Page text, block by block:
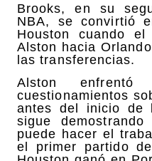
Brooks, en su
NBA, se convirtió
Houston cuando
Alston hacia
las transferencias.
Alston
cuestionamientos
antes del inicio de
sigue
puede hacer el
el primer partido